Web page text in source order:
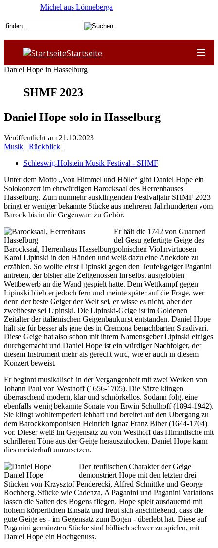
Startseite
Daniel Hope in Hasselburg
SHMF 2023
Daniel Hope solo in Hasselburg
Veröffentlicht am 21.10.2023
Musik | Rückblick |
Schleswig-Holstein Musik Festival - SHMF
Unter dem Motto „Von Himmel und Hölle“ gibt Daniel Hope ein
Solokonzert im ehrwürdigen Barocksaal des Herrenhauses
Hasselburg. Zum nunmehr ausklingenden Festivaljahr SHMF 2023
bringt er weniger bekannte Stücke aus mehreren Jahrhunderten vom
Barock bis in die Gegenwart zu Gehör.
Barocksaal, Herrenhaus Hasselburg
Er hält die 1742 von Guarneri
del Gesu gefertigte Geige des
polnischen Violinvirtuosen
Karol Lipinski in den Händen und weiß dazu eine Anekdote zu
erzählen. So wollte einst Lipinski gegen den Teufelsgeiger Paganini
antreten, der bisher alle Zeitgenossen im selbst ausgelobten
Wettbewerb an die Wand gespielt hatte. Dem Wettkampf gegen
Lipinski blieb er jedoch fern und meinte später auf die Frage, wer
denn der beste Geiger der Welt sei, er wisse es nicht, aber der
zweitbeste sei Lipinski. Die Lipinski-Geige ist im Goldenen
Zeitalter der italienischen Geigenbaukunst entstanden. Daniel Hope
hält sie für besser als jene des in Cremona benachbarten Stradivari.
Diese Geige hat also schon mit ihrem Namensgeber Lipinski einiges
durchgemacht und Daniel Hope ist ein würdiger Nachfolger, der
diesem Instrument mehr als gerecht wird, wie er auch in diesem
Konzert beweist.
Er beginnt musikalisch in der Vergangenheit mit zwei Werken von
Johann Paul von Westhoff (1656-1705). Die Sätze klingen
überraschend modern, klar und schnörkellos. Sodann folgt eine
ebenfalls wenig bekannte Sonate von Erwin Schulhoff (1894-1942).
Sie klingt wohltemperiert lebhaft und bereitet auf den Übergang zu
dem Barockkomponisten Heinrich Ignaz Franz Biber (1644-1704)
vor. Dieser weiß im Gegensatz zu von Westhoff das Himmlische mit
schrilleren Töne aus der Geige herauszulocken. Daniel Hope kann
dies meisterhaft umzusetzen.
Daniel Hope
Den teuflischen Charakter der Geige
demonstriert Hope mit den letzten drei
Stücken von Krzysztof Penderecki, Alfred Schnittke und George
Rochberg. Stücke wie Cadenza, A Paganini und Paganini Variations
lassen die Saiten des Bogens fliegen. Hope spielt ausdauernd mit
hohem körperlichen Einsatz und freut sich anschließend, dass die
gute Geige es - im Gegensatz zum Bogen - überlebt hat. Diese auf
Paganini gemünzten Stücke sind höllisch schwer zu spielen, mit
Daniel Hope ein Hochgenuss.
Michel aus Lönneberga